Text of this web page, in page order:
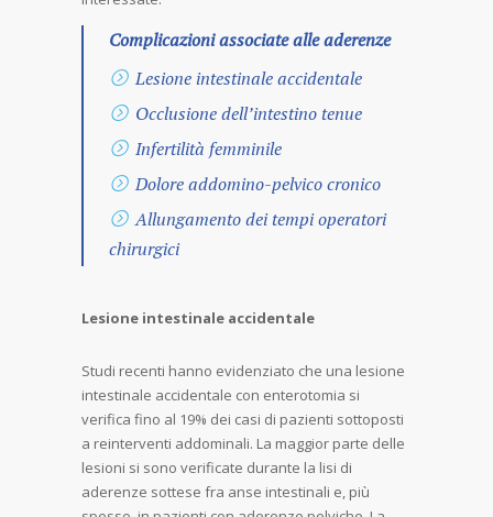
Complicazioni associate alle aderenze
Lesione intestinale accidentale
Occlusione dell’intestino tenue
Infertilità femminile
Dolore addomino-pelvico cronico
Allungamento dei tempi operatori
chirurgici
Lesione intestinale accidentale
Studi recenti hanno evidenziato che una lesione
intestinale accidentale con enterotomia si
verifica fino al 19% dei casi di pazienti sottoposti
a reinterventi addominali. La maggior parte delle
lesioni si sono verificate durante la lisi di
aderenze sottese fra anse intestinali e, più